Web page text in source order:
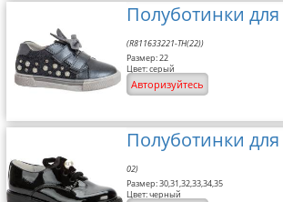
Полуботинки
(R811633221-TH(22))
Размер: 22
Цвет: серый
Авторизуйтесь
Полуботинки
02)
Размер: 30,31,32,33,34,35
Цвет: черный